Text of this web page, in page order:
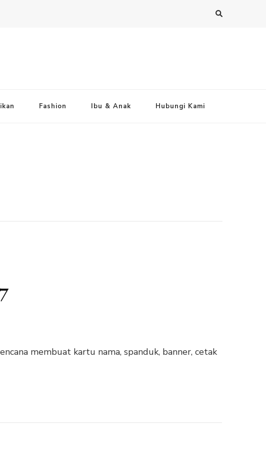
Fashion Ibu & Anak Hubungi Kami
membuat kartu nama, spanduk, banner, cetak